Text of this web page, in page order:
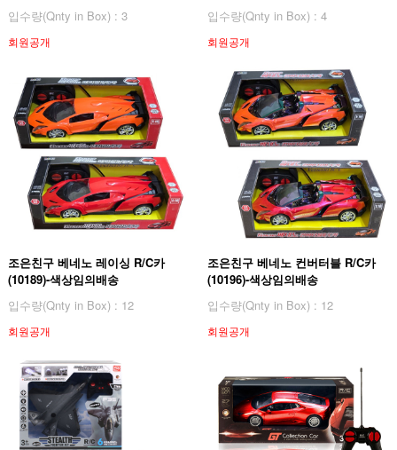
입수량(Qnty in Box) : 3
회원공개
입수량(Qnty in Box) : 4
회원공개
조은친구 베네노 레이싱 R/C카
(10189)-색상임의배송
입수량(Qnty in Box) : 12
회원공개
조은친구 베네노 컨버터블 R/C카
(10196)-색상임의배송
입수량(Qnty in Box) : 12
회원공개